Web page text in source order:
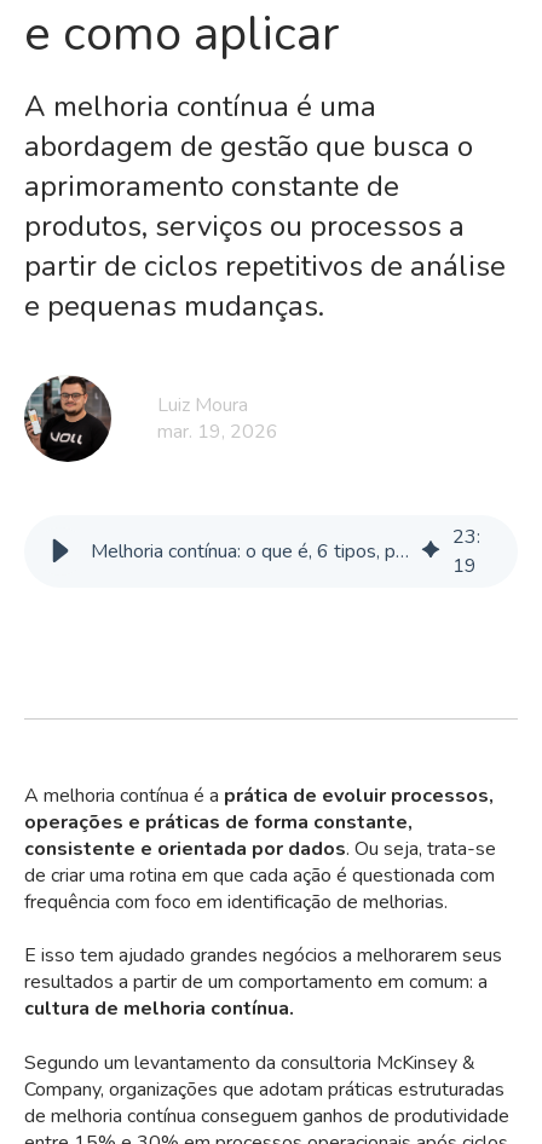
e como aplicar
A melhoria contínua é uma
abordagem de gestão que busca o
aprimoramento constante de
produtos, serviços ou processos a
partir de ciclos repetitivos de análise
e pequenas mudanças.
Luiz Moura
mar. 19, 2026
Melhoria contínua: o que é, 6 tipos, pilares e como aplicar
23:
19
A melhoria contínua é a prática de evoluir processos,
operações e práticas de forma constante,
consistente e orientada por dados. Ou seja, trata-se
de criar uma rotina em que cada ação é questionada com
frequência com foco em identificação de melhorias.
E isso tem ajudado grandes negócios a melhorarem seus
resultados a partirde um comportamento em comum: a
cultura de melhoria contínua.
Segundo um levantamento da consultoria McKinsey &
Company, organizações que adotam práticas estruturadas
de melhoria contínua conseguem ganhos de produtividade